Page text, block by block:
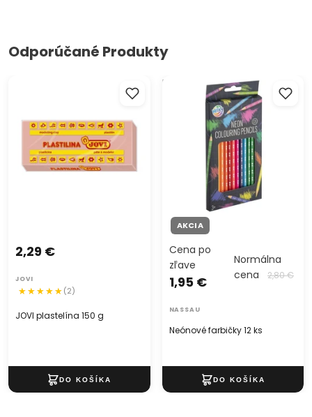
Odporúčané Produkty
JOVI plastelína 150 g
2,29 €
JOVI
(2)
Neónové farbičky 12 ks
AKCIA
Neónové farbičky 12 ks
Cena po
zľave
1,95 €
Normálna
cena
2,80 €
NASSAU